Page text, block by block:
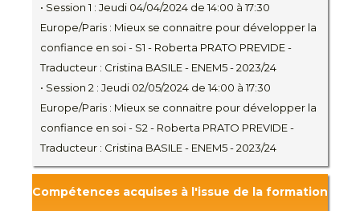
• Session 1 : Jeudi 04/04/2024 de 14:00 à 17:30
Europe/Paris : Mieux se connaitre pour développer la
confiance en soi - S1 - Roberta PRATO PREVIDE -
Traducteur : Cristina BASILE - ENEM5 - 2023/24
• Session 2 : Jeudi 02/05/2024 de 14:00 à 17:30
Europe/Paris : Mieux se connaitre pour développer la
confiance en soi - S2 - Roberta PRATO PREVIDE -
Traducteur : Cristina BASILE - ENEM5 - 2023/24
Compétences acquises à l'issue de la formation